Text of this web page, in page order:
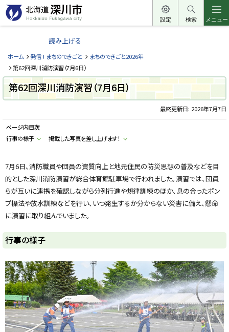
本
文
へ
ー
北
道
深
川
市
H
k
a
d
u
k
a
a
w
a
c
y
設定 検索 メニュー
読み上げる
ホーム 発信 ! まちのできごと
まちのできごと2026年
第62回深川消防演習（7月6日）
第62回深川消防演習（7月6日）
最終更新日: 2026年7月7日
ページ内目次
行事の様子
掲載した写真を差し上げます！
7月6日、消防職員や団員の資質向上と地元住民の防災思想の普及などを目
的とした深川消防演習が総合体育館駐車場で行われました。演習では、団員
らが互いに連携を確認しながら分列行進や規律訓練のほか、息の合ったポン
プ操法や放水訓練などを行い、いつ発生するか分からない災害に備え、懸命
に演習に取り組んでいました。
行事の様子